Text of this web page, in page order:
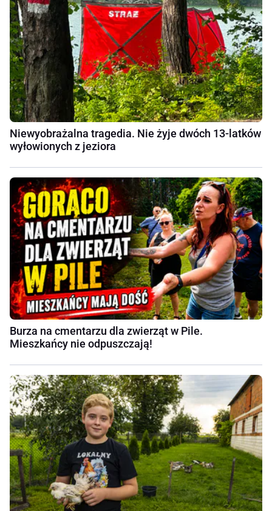
Niewyobrażalna tragedia. Nie żyje dwóch 13-latków
wyłowionych z jeziora
Burza na cmentarzu dla zwierząt w Pile.
Mieszkańcy nie odpuszczają!